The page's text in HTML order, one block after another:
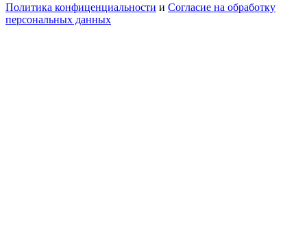
Политика конфиценциальности и Согласие на обработку
персональных данных